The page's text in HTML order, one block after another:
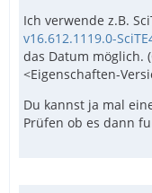
EndFunc
Updated by Jos
original drin war.
während meiner
Ich verwende z.B.
v16.612.1119.0-
das Datum möglich.
<Eigenschaften-
Du kannst ja mal
Prüfen ob es dann